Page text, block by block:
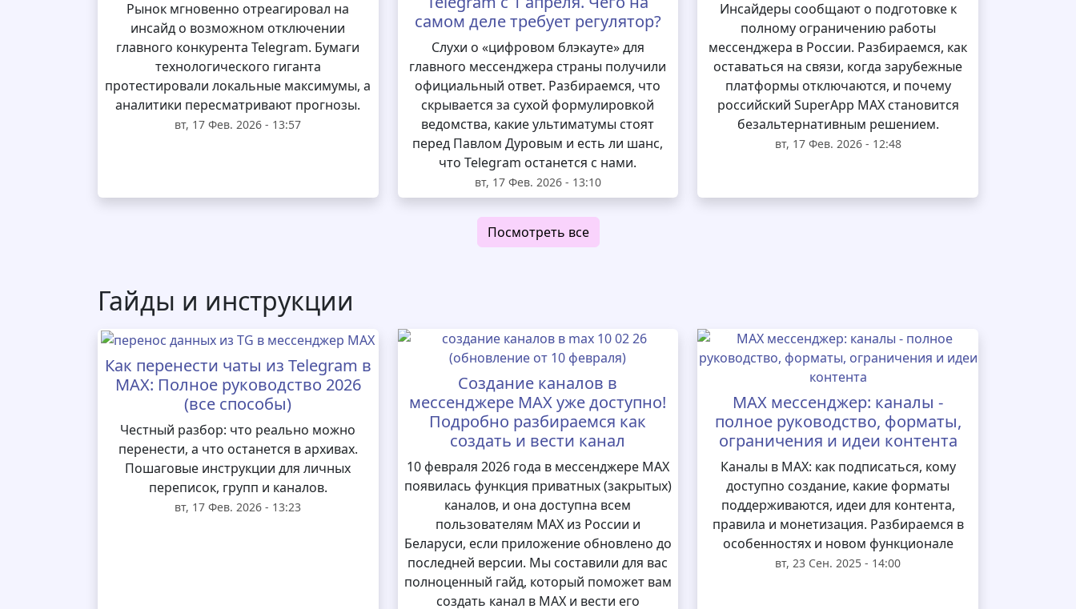
Рынок мгновенно отреагировал на
инсайд о возможном отключении
главного конкурента Telegram. Бумаги
технологического гиганта
протестировали локальные максимумы, а
аналитики пересматривают прогнозы.
вт, 17 Фев. 2026 - 13:57
самом деле требует регулятор?
Слухи о «цифровом блэкауте» для
главного мессенджера страны получили
официальный ответ. Разбираемся, что
скрывается за сухой формулировкой
ведомства, какие ультиматумы стоят
перед Павлом Дуровым и есть ли шанс,
что Telegram останется с нами.
вт, 17 Фев. 2026 - 13:10
Инсайдеры сообщают о подготовке к
полному ограничению работы
мессенджера в России. Разбираемся, как
оставаться на связи, когда зарубежные
платформы отключаются, и почему
российский SuperApp MAX становится
безальтернативным решением.
вт, 17 Фев. 2026 - 12:48
Посмотреть все
Гайды и инструкции
Как перенести чаты из Telegram в
MAX: Полное руководство 2026
(все способы)
Честный разбор: что реально можно
перенести, а что останется в архивах.
Пошаговые инструкции для личных
переписок, групп и каналов.
вт, 17 Фев. 2026 - 13:23
Создание каналов в
мессенджере MAX уже доступно!
Подробно разбираемся как
создать и вести канал
10 февраля 2026 года в мессенджере MAX
появилась функция приватных (закрытых)
каналов, и она доступна всем
пользователям MAX из России и
Беларуси, если приложение обновлено до
последней версии. Мы составили для вас
полноценный гайд, который поможет вам
создать канал в MAX и вести его
MAX мессенджер: каналы -
полное руководство, форматы,
ограничения и идеи контента
Каналы в MAX: как подписаться, кому
доступно создание, какие форматы
поддерживаются, идеи для контента,
правила и монетизация. Разбираемся в
особенностях и новом функционале
вт, 23 Сен. 2025 - 14:00